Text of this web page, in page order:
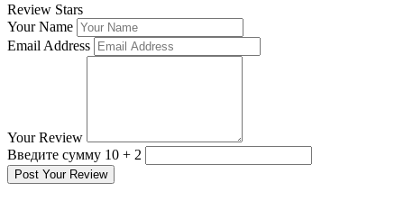
Review Stars
Your Name
Email Address
Your Review
Введите сумму 10 + 2
Post Your Review